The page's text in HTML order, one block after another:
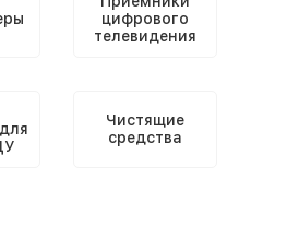
цифрового
телевидения
Чистящие
средства